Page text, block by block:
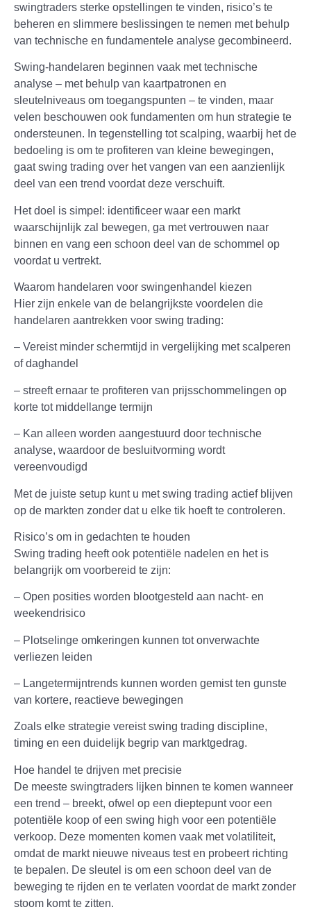
swingtraders sterke opstellingen te vinden, risico’s te
beheren en slimmere beslissingen te nemen met behulp
van technische en fundamentele analyse gecombineerd.
Swing-handelaren beginnen vaak met technische
analyse – met behulp van kaartpatronen en
sleutelniveaus om toegangspunten – te vinden, maar
velen beschouwen ook fundamenten om hun strategie te
ondersteunen. In tegenstelling tot scalping, waarbij het de
bedoeling is om te profiteren van kleine bewegingen,
gaat swing trading over het vangen van een aanzienlijk
deel van een trend voordat deze verschuift.
Het doel is simpel: identificeer waar een markt
waarschijnlijk zal bewegen, ga met vertrouwen naar
binnen en vang een schoon deel van de schommel op
voordat u vertrekt.
Waarom handelaren voor swingenhandel kiezen
Hier zijn enkele van de belangrijkste voordelen die
handelaren aantrekken voor swing trading:
– Vereist minder schermtijd in vergelijking met scalperen
of daghandel
– streeft ernaar te profiteren van prijsschommelingen op
korte tot middellange termijn
– Kan alleen worden aangestuurd door technische
analyse, waardoor de besluitvorming wordt
vereenvoudigd
Met de juiste setup kunt u met swing trading actief blijven
op de markten zonder dat u elke tik hoeft te controleren.
Risico’s om in gedachten te houden
Swing trading heeft ook potentiële nadelen en het is
belangrijk om voorbereid te zijn:
– Open posities worden blootgesteld aan nacht- en
weekendrisico
– Plotselinge omkeringen kunnen tot onverwachte
verliezen leiden
– Langetermijntrends kunnen worden gemist ten gunste
van kortere, reactieve bewegingen
Zoals elke strategie vereist swing trading discipline,
timing en een duidelijk begrip van marktgedrag.
Hoe handel te drijven met precisie
De meeste swingtraders lijken binnen te komen wanneer
een trend – breekt, ofwel op een dieptepunt voor een
potentiële koop of een swing high voor een potentiële
verkoop. Deze momenten komen vaak met volatiliteit,
omdat de markt nieuwe niveaus test en probeert richting
te bepalen. De sleutel is om een schoon deel van de
beweging te rijden en te verlaten voordat de markt zonder
stoom komt te zitten.